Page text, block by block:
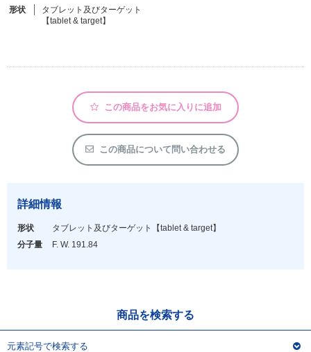
化学式で検索
CAS番号で検索
カテゴリで検索する
化合物
形状詳細
形状
タブレット及びターゲット
【tablet & target】
この商品をお気に入りに追加
この商品について問い合わせる
詳細情報
形状 タブレット及びターゲット
【tablet & target】
分子量
F. W. 191.84
商品を検索する
元素記号で検索する